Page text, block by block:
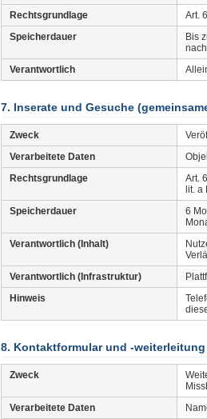
Rechtsgrundlage
Art.
Speicherdauer
Bis
Verantwortlich
7. Inserate und Gesuche
Zweck
Verarbeitete Daten
Rechtsgrundlage
Art.
lit.
Speicherdauer
6
Verantwortlich (Inhalt)
Verantwortlich (Infrastruktur)
Hinweis
8. Kontaktformular und -weiterleitung
Zweck
Verarbeitete Daten